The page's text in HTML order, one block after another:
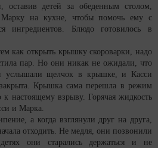
оставив детей за обеденным столом,
Марку на кухне, чтобы помочь ему с
ингредиентов. Блюдо готовилось в
как открыть крышку скороварки, надо
пар. Но они никак не ожидали, что
услышали щелчок в крышке, и Касси
Крышка сама перешла в режим
к настоящему взрыву. Горячая жидкость
и Марка.
а когда взглянули друг на друга,
отходить. Не медля, они позвонили
они старались держаться и не